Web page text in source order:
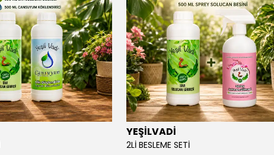
YEŞİLVADİ
2Lİ BESLEME SETİ